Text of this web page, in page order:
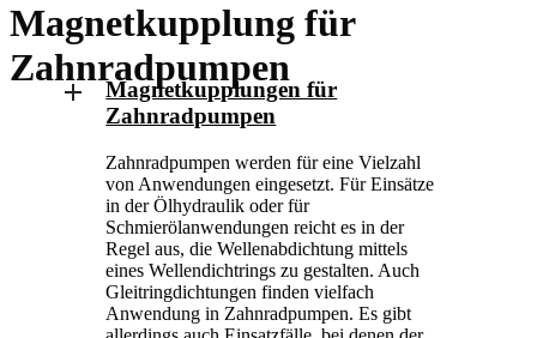
Magnetkupplung für
Zahnradpumpen
Magnetkupplungen für
Zahnradpumpen
Zahnradpumpen werden für eine Vielzahl
von Anwendungen eingesetzt. Für Einsätze
in der Ölhydraulik oder für
Schmierölanwendungen reicht es in der
Regel aus, die Wellenabdichtung mittels
eines Wellendichtrings zu gestalten. Auch
Gleitringdichtungen finden vielfach
Anwendung in Zahnradpumpen. Es gibt